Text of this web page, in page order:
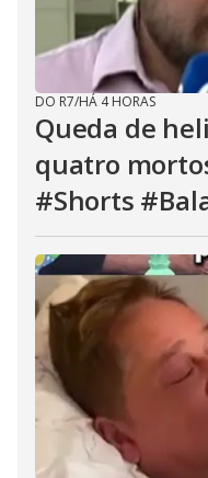
DO R7/HÁ 4 HORAS
Queda de
quatro
#Shorts